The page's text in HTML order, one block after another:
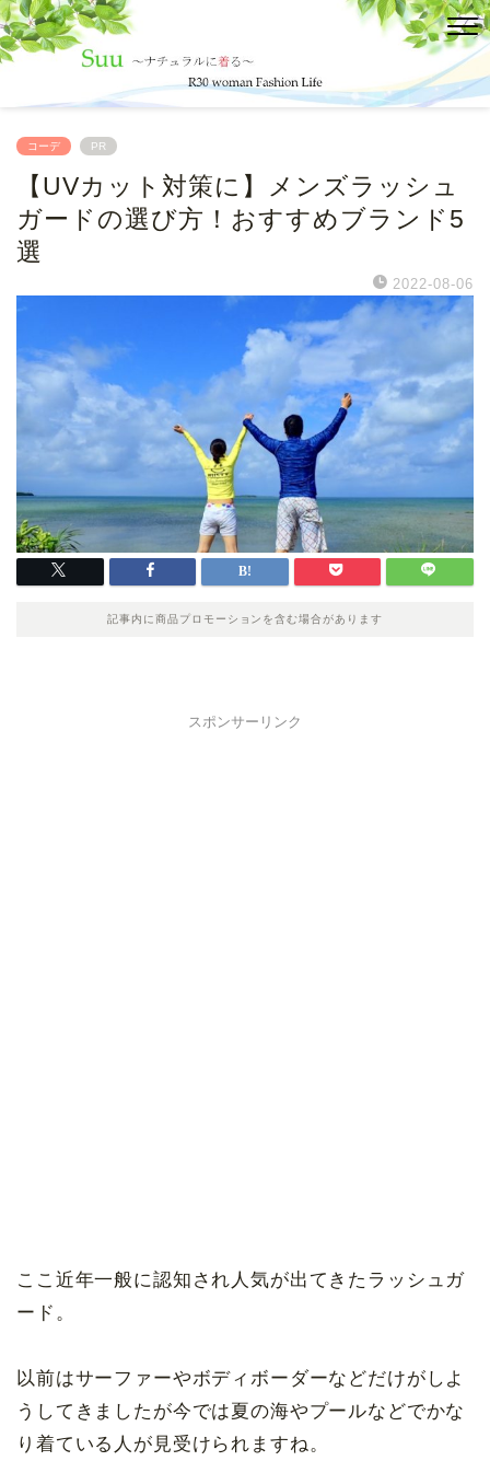
コーデ PR
【UVカット対策に】メンズラッシュ
ガードの選び方！おすすめブランド5
選
2022-08-06
記事内に商品プロモーションを含む場合があります
スポンサーリンク
ここ近年一般に認知され人気が出てきたラッシュガ
ード。
以前はサーファーやボディボーダーなどだけがしよ
うしてきましたが今では夏の海やプールなどでかな
り着ている人が見受けられますね。